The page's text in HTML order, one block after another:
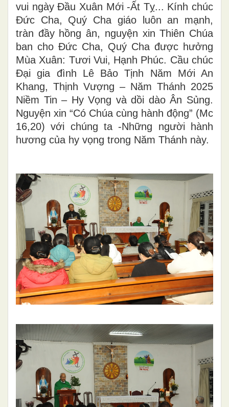
vui ngày Đầu Xuân Mới -Ất Tỵ... Kính chúc
Đức Cha, Quý Cha giáo luôn an mạnh,
tràn đầy hồng ân, nguyện xin Thiên Chúa
ban cho Đức Cha, Quý Cha được hưởng
Mùa Xuân: Tươi Vui, Hạnh Phúc. Cầu chúc
Đại gia đình Lê Bảo Tịnh Năm Mới An
Khang, Thịnh Vượng – Năm Thánh 2025
Niềm Tin – Hy Vọng và dồi dào Ân Sủng.
Nguyện xin “Có Chúa cùng hành động” (Mc
16,20) với chúng ta -Những người hành
hương của hy vọng trong Năm Thánh này.